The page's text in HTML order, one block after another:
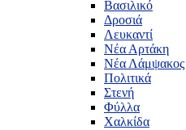
Βασιλικό
Δροσιά
Λευκαντί
Νέα Αρτάκη
Νέα Λάμψακος
Πολιτικά
Στενή
Φύλλα
Χαλκίδα